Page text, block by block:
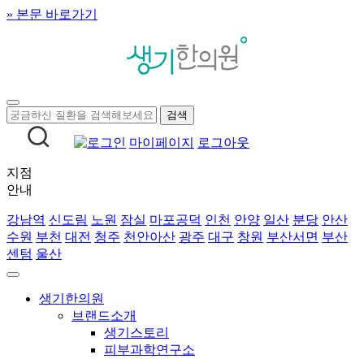
» 본문 바로가기
마이페이지 로그아웃
지점
안내
강남역 신도림 노원 잠실 마포공덕 인천 안양 일산 분당 안산
수원 부천 대전 청주 천안아산 광주 대구 창원 부산서면 부산
센텀 울산
생기한의원
브랜드소개
생기스토리
피부과학연구소